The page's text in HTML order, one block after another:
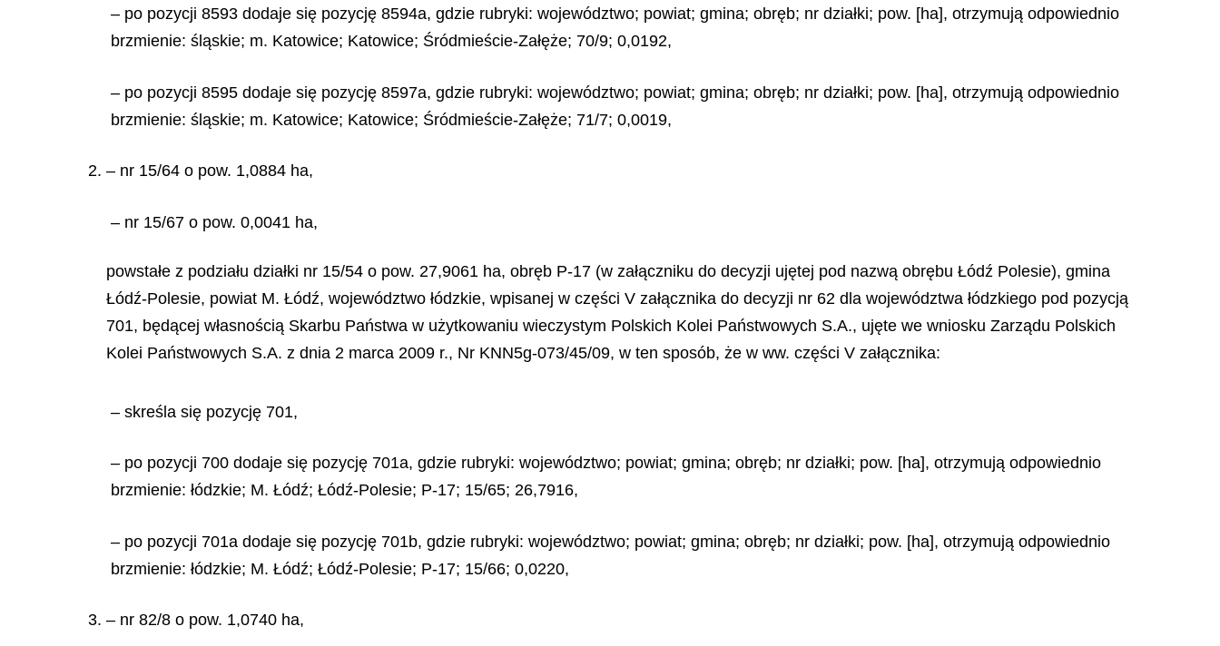
– po pozycji 8593 dodaje się pozycję 8594a, gdzie rubryki: województwo; powiat; gmina; obręb; nr działki; pow. [ha], otrzymują odpowiednio
brzmienie: śląskie; m. Katowice; Katowice; Śródmieście-Załęże; 70/9; 0,0192,
– po pozycji 8595 dodaje się pozycję 8597a, gdzie rubryki: województwo; powiat; gmina; obręb; nr działki; pow. [ha], otrzymują odpowiednio
brzmienie: śląskie; m. Katowice; Katowice; Śródmieście-Załęże; 71/7; 0,0019,
2. – nr 15/64 o pow. 1,0884 ha,
– nr 15/67 o pow. 0,0041 ha,
powstałe z podziału działki nr 15/54 o pow. 27,9061 ha, obręb P-17 (w załączniku do decyzji ujętej pod nazwą obrębu Łódź Polesie), gmina
Łódź-Polesie, powiat M. Łódź, województwo łódzkie, wpisanej w części V załącznika do decyzji nr 62 dla województwa łódzkiego pod pozycją
701, będącej własnością Skarbu Państwa w użytkowaniu wieczystym Polskich Kolei Państwowych S.A., ujęte we wniosku Zarządu Polskich
Kolei Państwowych S.A. z dnia 2 marca 2009 r., Nr KNN5g-073/45/09, w ten sposób, że w ww. części V załącznika:
– skreśla się pozycję 701,
– po pozycji 700 dodaje się pozycję 701a, gdzie rubryki: województwo; powiat; gmina; obręb; nr działki; pow. [ha], otrzymują odpowiednio
brzmienie: łódzkie; M. Łódź; Łódź-Polesie; P-17; 15/65; 26,7916,
– po pozycji 701a dodaje się pozycję 701b, gdzie rubryki: województwo; powiat; gmina; obręb; nr działki; pow. [ha], otrzymują odpowiednio
brzmienie: łódzkie; M. Łódź; Łódź-Polesie; P-17; 15/66; 0,0220,
3. – nr 82/8 o pow. 1,0740 ha,